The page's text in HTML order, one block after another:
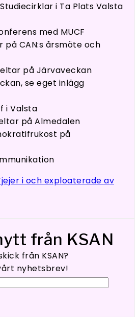
i Ta Plats Valsta
med MUCF
på CAN:s årsmöte och
på Järvaveckan
se eget inlägg
i Valsta
på Almedalen
på
i och exploaterade av
från KSAN
från KSAN?
nyhetsbrev!